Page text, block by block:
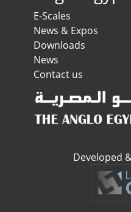
E-Scales
News & Expos
Downloads
News
Contact us
Developed